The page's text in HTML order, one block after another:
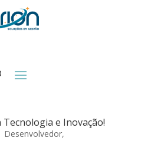
e Inovação!
Desenvolvedor,